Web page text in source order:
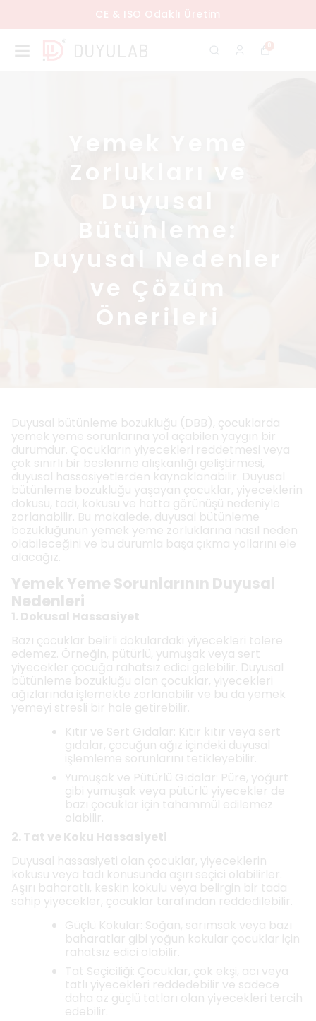
CE & ISO Odaklı Üretim
Yemek Yeme
Zorlukları ve
Duyusal
Bütünleme:
Duyusal Nedenler
ve Çözüm
Önerileri
Duyusal bütünleme bozukluğu (DBB), çocuklarda
yemek yeme sorunlarına yol açabilen yaygın bir
durumdur. Çocukların yiyecekleri reddetmesi veya
çok sınırlı bir beslenme alışkanlığı geliştirmesi,
duyusal hassasiyetlerden kaynaklanabilir. Duyusal
bütünleme bozukluğu yaşayan çocuklar, yiyeceklerin
dokusu, tadı, kokusu ve hatta görünüşü nedeniyle
zorlanabilir. Bu makalede, duyusal bütünleme
bozukluğunun yemek yeme zorluklarına nasıl neden
olabileceğini ve bu durumla başa çıkma yollarını ele
alacağız.
Yemek Yeme Sorunlarının Duyusal
Nedenleri
1. Dokusal Hassasiyet
Bazı çocuklar belirli dokulardaki yiyecekleri tolere
edemez. Örneğin, pütürlü, yumuşak veya sert
yiyecekler çocuğa rahatsız edici gelebilir. Duyusal
bütünleme bozukluğu olan çocuklar, yiyecekleri
ağızlarında işlemekte zorlanabilir ve bu da yemek
yemeyi stresli bir hale getirebilir.
Kıtır ve Sert Gıdalar: Kıtır kıtır veya sert
gıdalar, çocuğun ağız içindeki duyusal
işlemleme sorunlarını tetikleyebilir.
Yumuşak ve Pütürlü Gıdalar: Püre, yoğurt
gibi yumuşak veya pütürlü yiyecekler de
bazı çocuklar için tahammül edilemez
olabilir.
2. Tat ve Koku Hassasiyeti
Duyusal hassasiyeti olan çocuklar, yiyeceklerin
kokusu veya tadı konusunda aşırı seçici olabilirler.
Aşırı baharatlı, keskin kokulu veya belirgin bir tada
sahip yiyecekler, çocuklar tarafından reddedilebilir.
Güçlü Kokular: Soğan, sarımsak veya bazı
baharatlar gibi yoğun kokular çocuklar için
rahatsız edici olabilir.
Tat Seçiciliği: Çocuklar, çok ekşi, acı veya
tatlı yiyecekleri reddedebilir ve sadece
daha az güçlü tatları olan yiyecekleri tercih
edebilir.